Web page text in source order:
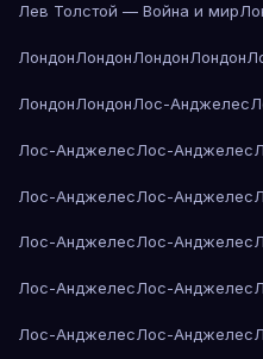
Лев Толстой — Война и мир
ЛондонЛондонЛондонЛондон
ЛондонЛондонЛос-Анджелес
Лос-АнджелесЛос-Анджелес
Лос-АнджелесЛос-Анджелес
Лос-АнджелесЛос-Анджелес
Лос-АнджелесЛос-Анджелес
Лос-АнджелесЛос-Анджелес